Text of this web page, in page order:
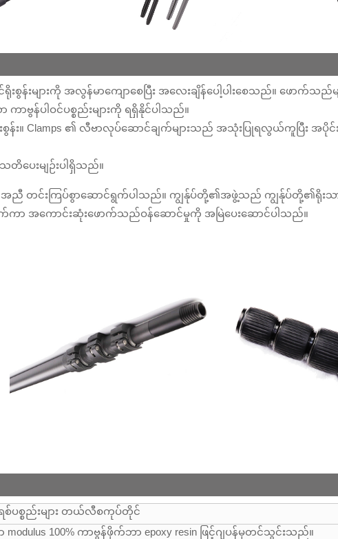
းများကို အလွန်မာကျောစေပြီး အလေးချိန်ပေါ့ပါးစေသည်။ ဖောက်သ
ာဗွန်ပါဝင်ပစ္စည်းများကို ရရှိနိုင်ပါသည်။
စွန်း။ Clamps ၏ လီဗာလုပ်ဆောင်ချက်များသည် အသုံးပြုရလွယ်ကူပြီး အပို
ပေးမျဉ်းပါရှိသည်။
အညီ တင်းကြပ်စွာဆောင်ရွက်ပါသည်။ ကျွန်ုပ်တို့၏အဖွဲ့သည် ကျွန်ုပ်တို့၏ရိုးသာ
ကာ အကောင်းဆုံးဖောက်သည်ဝန်ဆောင်မှုကို အမြဲပေးဆောင်ပါသည်။
ပစ္စည်းများ တယ်လီစကုပ်တိုင်
ာ modulus 100% ကာဗွန်ဖိုက်ဘာ epoxy resin ဖြင့်ဂျပန်မှတင်သွင်းသည်။